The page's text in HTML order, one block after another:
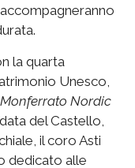
la quarta
Unesco,
Monferrato Nordic
del Castello,
il coro Asti
dedicato alle